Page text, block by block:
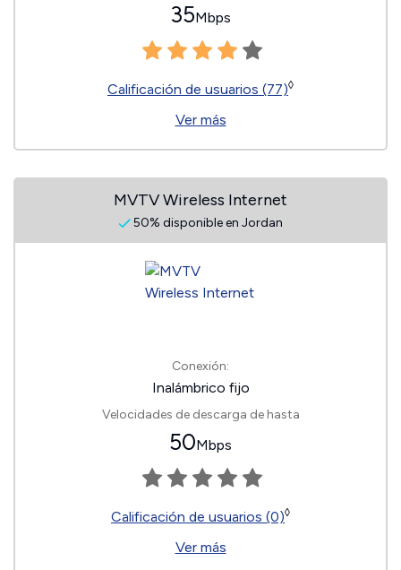
35Mbps
Calificación de usuarios (77)◊
Ver más
MVTV Wireless Internet
50% disponible en Jordan
Conexión:
Inalámbrico fijo
Velocidades de descarga de hasta
50Mbps
Calificación de usuarios (0)◊
Ver más